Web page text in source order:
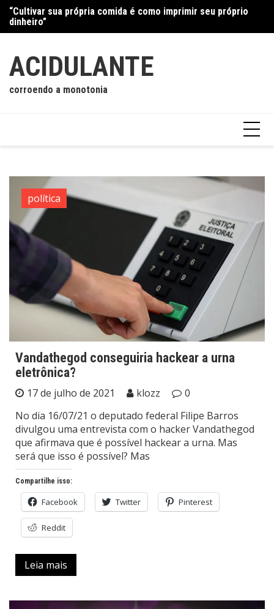
para
o
“Cultivar sua própria comida é como imprimir seu próprio
dinheiro”
ACIDULANTE
corroendo a monotonia
política
Vandathegod conseguiria hackear a urna
eletrônica?
17 de julho de 2021 klozz
0
No dia 16/07/21 o deputado federal Filipe Barros
divulgou uma entrevista com o hacker Vandathegod
que afirmava que é possível hackear a urna. Mas
será que isso é possível? Mas
Compartilhe isso:
Facebook Twitter Pinterest
Reddit
Leia mais